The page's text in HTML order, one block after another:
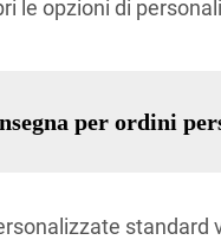
le opzioni di
per ordini
standard